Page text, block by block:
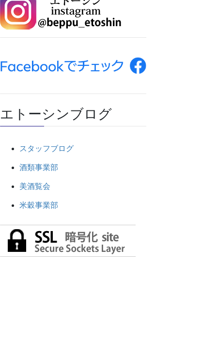
エトーシンブログ
スタッフブログ
酒類事業部
美酒覧会
米穀事業部